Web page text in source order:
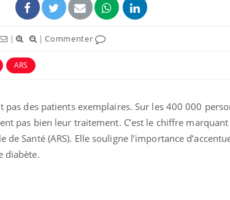
| |Commenter
ARS
pas des patients exemplaires. Sur les 400 000
pas bien leur traitement. C’est le chiffre marquant
de Santé (ARS). Elle souligne l’importance
diabète.